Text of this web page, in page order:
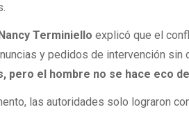
Nancy Terminiello explicó que el
y pedidos de intervención sin
pero el hombre no se hace eco
las autoridades solo lograron